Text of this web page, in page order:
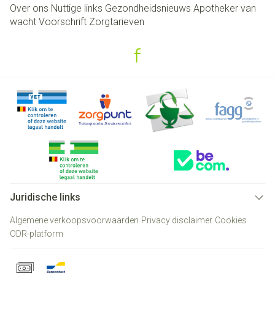
Over ons Nuttige links Gezondheidsnieuws Apotheker van
wacht Voorschrift Zorgtarieven
Juridische links
Algemene verkoopsvoorwaarden Privacy disclaimer Cookies
ODR-platform